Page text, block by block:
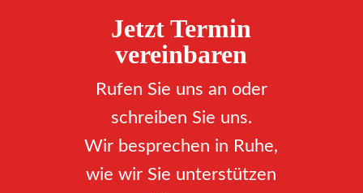
Jetzt Termin
vereinbaren
Rufen Sie uns an oder
schreiben Sie uns.
Wir besprechen in Ruhe,
wie wir Sie unterstützen